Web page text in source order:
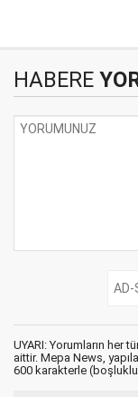
HABERE
UYARI: Yorumların her
aittir. Mepa News,
600 karakterle (boşluklu)